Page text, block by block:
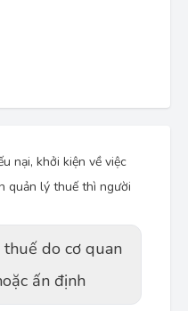
nại, khởi kiện về việc
quản lý thuế thì người
do cơ quan
ấn định